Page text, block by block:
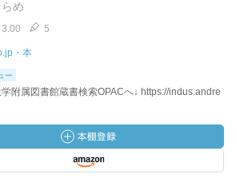
め
3.00 5
・本
ー
附属図書館蔵書検索OPACへ↓ https://indus.andre